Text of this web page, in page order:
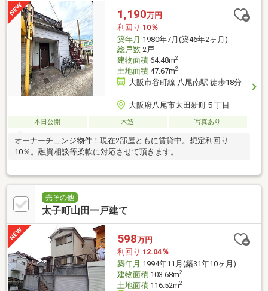
1,190万円
利回り 10％
築年月 1980年7月(築46年2ヶ月)
総戸数2戸
建物面積64.48m2
土地面積47.67m2
大阪市谷町線 八尾南駅 徒歩18分
大阪府八尾市太田新町５丁目
本日公開 木造 写真あり
オーナーチェンジ物件！現在2部屋ともに賃貸中。想定利回り
10％。融資相談等柔軟に対応させて頂きます。
売その他
太子町山田一戸建て
598万円
利回り 12.04％
築年月 1994年11月(築31年10ヶ月)
建物面積103.68m2
土地面積116.52m2